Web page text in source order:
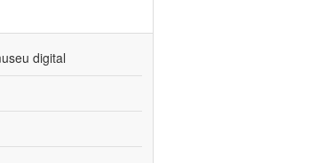
digital